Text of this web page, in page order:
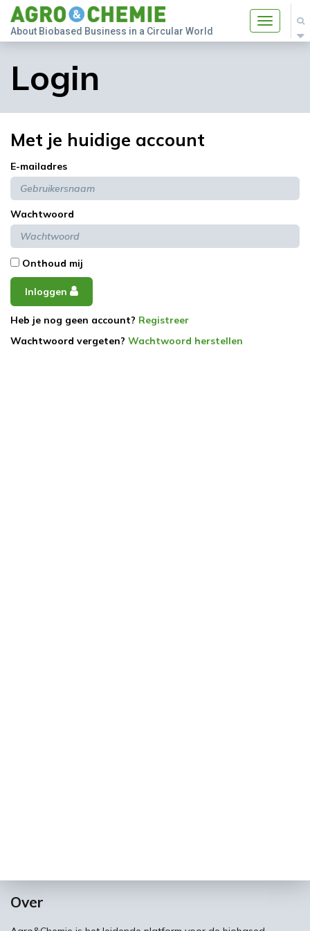
Toggle
About Biobased Business in a Circular World
Login
Met je huidige account
E-mailadres
Wachtwoord
Onthoud mij
Inloggen
Heb je nog geen account? Registreer
Wachtwoord vergeten? Wachtwoord herstellen
Over